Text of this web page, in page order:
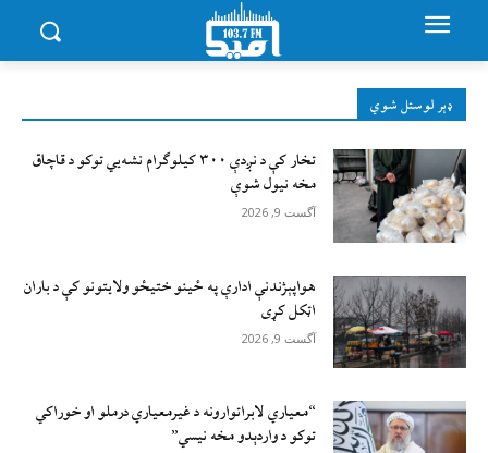
ډېر لوستل شوي
تخار کې د نږدې ۳۰۰ کیلوګرام نشه‌يي توکو د قاچاق
مخه نیول شوې
آگست 9, 2026
هواپېژندنې ادارې په ځینو ختیځو ولایتونو کې د باران
اټکل کړی
آگست 9, 2026
“معیاري لابراتوارونه د غیرمعیاري درملو او خوراکي
توکو د واردېدو مخه نیسي”